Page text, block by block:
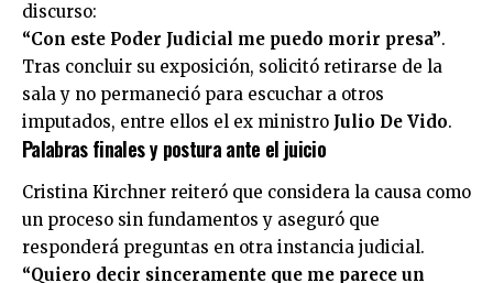
discurso:
“Con este Poder Judicial me puedo morir presa”.
Tras concluir su exposición, solicitó retirarse de la
sala y no permaneció para escuchar a otros
imputados, entre ellos el ex ministro Julio De Vido.
Palabras finales y postura ante el juicio
Cristina Kirchner reiteró que considera la causa como
un proceso sin fundamentos y aseguró que
responderá preguntas en otra instancia judicial.
“Quiero decir sinceramente que me parece un